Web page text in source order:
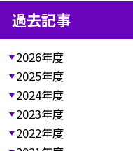
過去記事
2026年度
2025年度
2024年度
2023年度
2022年度